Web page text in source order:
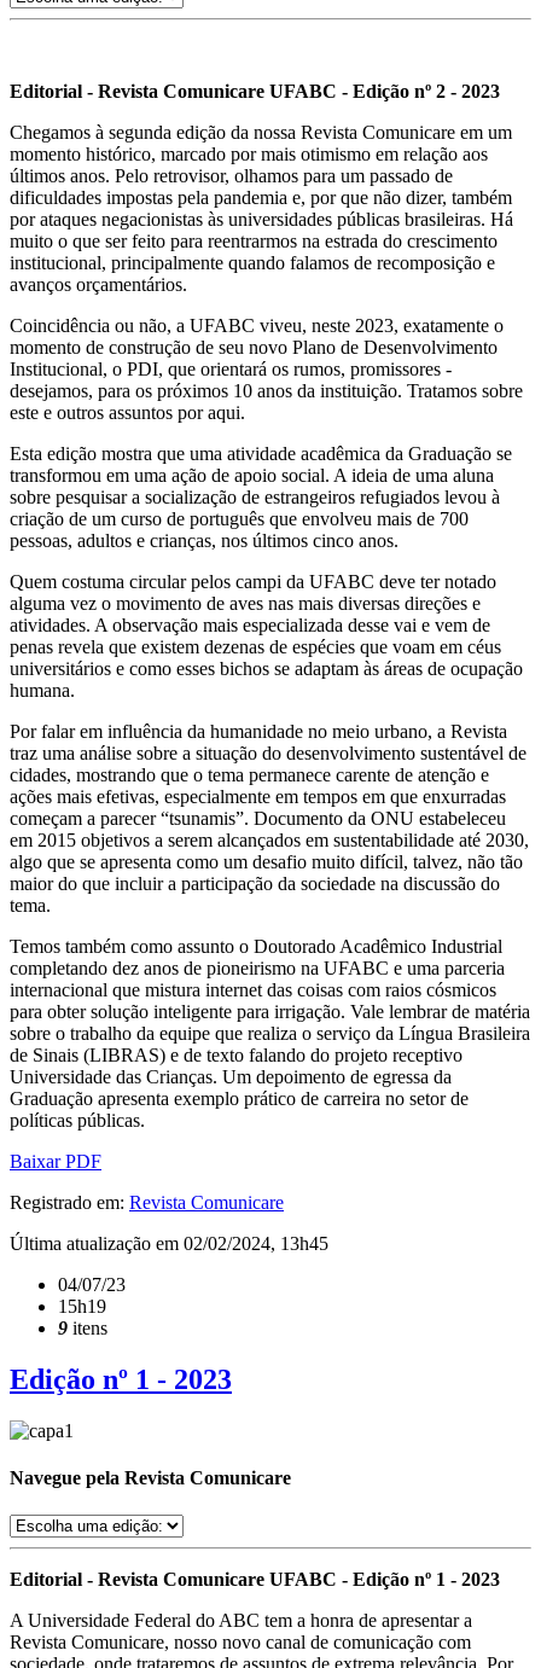
Editorial - Revista Comunicare UFABC - Edição nº 2 - 2023
Chegamos à segunda edição da nossa Revista Comunicare em um
momento histórico, marcado por mais otimismo em relação aos
últimos anos. Pelo retrovisor, olhamos para um passado de
dificuldades impostas pela pandemia e, por que não dizer, também
por ataques negacionistas às universidades públicas brasileiras. Há
muito o que ser feito para reentrarmos na estrada do crescimento
institucional, principalmente quando falamos de recomposição e
avanços orçamentários.
Coincidência ou não, a UFABC viveu, neste 2023, exatamente o
momento de construção de seu novo Plano de Desenvolvimento
Institucional, o PDI, que orientará os rumos, promissores -
desejamos, para os próximos 10 anos da instituição. Tratamos sobre
este e outros assuntos por aqui.
Esta edição mostra que uma atividade acadêmica da Graduação se
transformou em uma ação de apoio social. A ideia de uma aluna
sobre pesquisar a socialização de estrangeiros refugiados levou à
criação de um curso de português que envolveu mais de 700
pessoas, adultos e crianças, nos últimos cinco anos.
Quem costuma circular pelos campi da UFABC deve ter notado
alguma vez o movimento de aves nas mais diversas direções e
atividades. A observação mais especializada desse vai e vem de
penas revela que existem dezenas de espécies que voam em céus
universitários e como esses bichos se adaptam às áreas de ocupação
humana.
Por falar em influência da humanidade no meio urbano, a Revista
traz uma análise sobre a situação do desenvolvimento sustentável de
cidades, mostrando que o tema permanece carente de atenção e
ações mais efetivas, especialmente em tempos em que enxurradas
começam a parecer “tsunamis”. Documento da ONU estabeleceu
em 2015 objetivos a serem alcançados em sustentabilidade até 2030,
algo que se apresenta como um desafio muito difícil, talvez, não tão
maior do que incluir a participação da sociedade na discussão do
tema.
Temos também como assunto o Doutorado Acadêmico Industrial
completando dez anos de pioneirismo na UFABC e uma parceria
internacional que mistura internet das coisas com raios cósmicos
para obter solução inteligente para irrigação. Vale lembrar de matéria
sobre o trabalho da equipe que realiza o serviço da Língua Brasileira
de Sinais (LIBRAS) e de texto falando do projeto receptivo
Universidade das Crianças. Um depoimento de egressa da
Graduação apresenta exemplo prático de carreira no setor de
políticas públicas.
Baixar PDF
Registrado em: Revista Comunicare
Última atualização em 02/02/2024, 13h45
04/07/23
15h19
9 itens
Edição nº 1 - 2023
Navegue pela Revista Comunicare
Editorial - Revista Comunicare UFABC - Edição nº 1 - 2023
A Universidade Federal do ABC tem a honra de apresentar a
Revista Comunicare, nosso novo canal de comunicação com